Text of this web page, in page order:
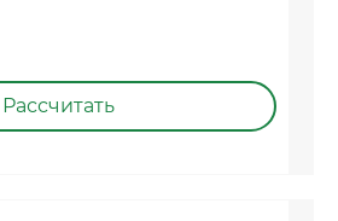
Рассчитать